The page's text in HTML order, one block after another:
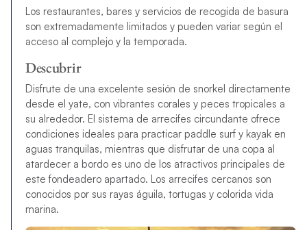
Los restaurantes, bares y servicios de recogida de basura
son extremadamente limitados y pueden variar según el
acceso al complejo y la temporada.
Descubrir
Disfrute de una excelente sesión de snorkel directamente
desde el yate, con vibrantes corales y peces tropicales a
su alrededor. El sistema de arrecifes circundante ofrece
condiciones ideales para practicar paddle surf y kayak en
aguas tranquilas, mientras que disfrutar de una copa al
atardecer a bordo es uno de los atractivos principales de
este fondeadero apartado. Los arrecifes cercanos son
conocidos por sus rayas águila, tortugas y colorida vida
marina.